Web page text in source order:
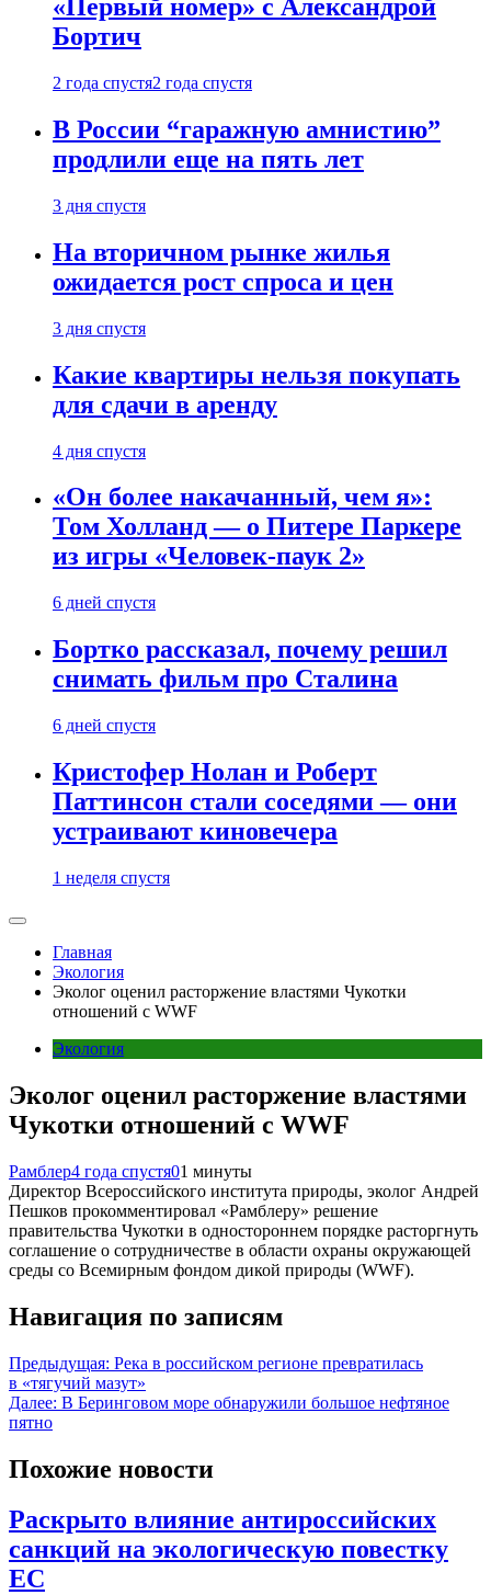
«Первый номер» с Александрой
Бортич
2 года спустя2 года спустя
В России “гаражную амнистию”
продлили еще на пять лет
3 дня спустя
На вторичном рынке жилья
ожидается рост спроса и цен
3 дня спустя
Какие квартиры нельзя покупать
для сдачи в аренду
4 дня спустя
«Он более накачанный, чем я»:
Том Холланд — о Питере Паркере
из игры «Человек-паук 2»
6 дней спустя
Бортко рассказал, почему решил
снимать фильм про Сталина
6 дней спустя
Кристофер Нолан и Роберт
Паттинсон стали соседями — они
устраивают киновечера
1 неделя спустя
Главная
Экология
Эколог оценил расторжение властями Чукотки
отношений с WWF
Экология
Эколог оценил расторжение властями
Чукотки отношений с WWF
Рамблер4 года спустя01 минуты
Директор Всероссийского института природы, эколог Андрей
Пешков прокомментировал «Рамблеру» решение
правительства Чукотки в одностороннем порядке расторгнуть
соглашение о сотрудничестве в области охраны окружающей
среды со Всемирным фондом дикой природы (WWF).
Навигация по записям
Предыдущая: Река в российском регионе превратилась
в «тягучий мазут»
Далее: В Беринговом море обнаружили большое нефтяное
пятно
Похожие новости
Раскрыто влияние антироссийских
санкций на экологическую повестку
ЕС